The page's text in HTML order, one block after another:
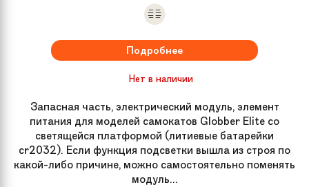
Подробнее
Нет в наличии
Запасная часть, электрический модуль, элемент
питания для моделей самокатов Globber Elite со
светящейся платформой (литиевые батарейки
cr2032). Если функция подсветки вышла из строя по
какой-либо причине, можно самостоятельно поменять
модуль...